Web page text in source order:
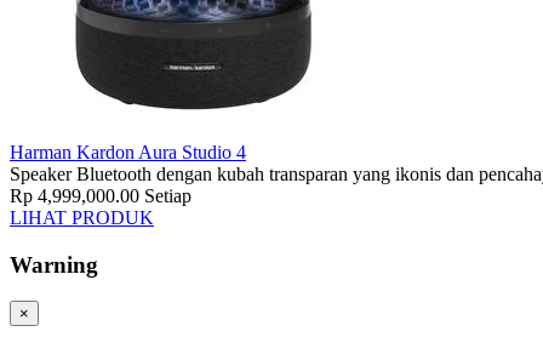
Harman Kardon Aura Studio 4
Speaker Bluetooth dengan kubah transparan yang ikonis dan
Rp 4,999,000.00 Setiap
LIHAT PRODUK
Warning
×